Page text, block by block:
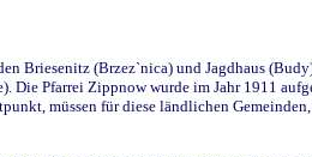
(Brzez`nica) und Jagdhaus
Pfarrei Zippnow wurde im Jahr 1911
müssen für diese ländlichen